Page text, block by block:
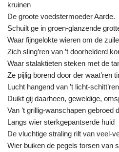
kruinen
De groote voedstermoeder Aarde.
Schuilt ge in groen-glanzende
Waar fijngelokte wieren om de
Zich sling’ren van ’t doorhelderd
Waar stalaktieten steken met de
Ze pijlig borend door der waat’ren
Lucht hangend van ’t licht-
Duikt gij daarheen, geweldige,
Van ’t grillig-wanschapen gebroed
Langs wier sterkgepantserde huid
De vluchtige straling rilt van veel-
Wier buiken de pegels torsen van